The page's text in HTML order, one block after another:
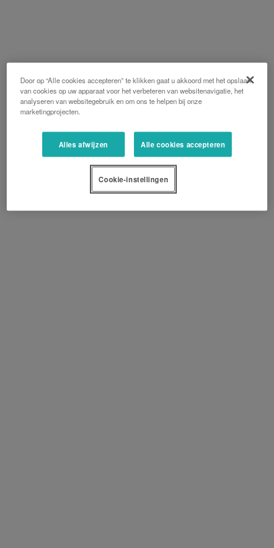
Door op “Alle cookies accepteren” te klikken gaat u akkoord met het opslaan
van cookies op uw apparaat voor het verbeteren van websitenavigatie, het
analyseren van websitegebruik en om ons te helpen bij onze
marketingprojecten.
Alles afwijzen Alle cookies accepteren
Cookie-instellingen